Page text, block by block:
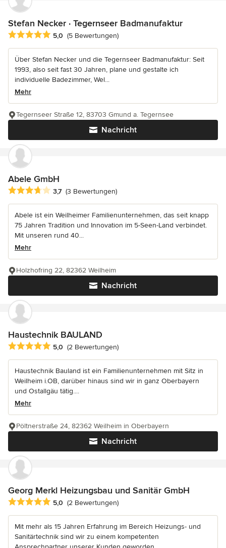
Stefan Necker · Tegernseer Badmanufaktur
Durchschnittliche Bewertung: 5 von 5 Sternen
5,0 (5 Bewertungen)
Über Stefan Necker und die Tegernseer Badmanufaktur: Seit
1993, also seit fast 30 Jahren, plane und gestalte ich
individuelle Badezimmer, Wel...
Mehr
Nachricht
Tegernseer Straße 12, 83703 Gmund a. Tegernsee
Abele GmbH
Durchschnittliche Bewertung: 3.7 von 5 Sternen
3,7 (3 Bewertungen)
Abele ist ein Weilheimer Familienunternehmen, das seit knapp
75 Jahren Tradition und Innovation im 5-Seen-Land verbindet.
Mit unseren rund 40...
Mehr
Nachricht
Holzhofring 22, 82362 Weilheim
Haustechnik BAULAND
Durchschnittliche Bewertung: 5 von 5 Sternen
5,0 (2 Bewertungen)
Haustechnik Bauland ist ein Familienunternehmen mit Sitz in
Weilheim i.OB, darüber hinaus sind wir in ganz Oberbayern
und Ostallgäu tätig....
Mehr
Nachricht
Pöltnerstraße 24, 82362 Weilheim in Oberbayern
Georg Merkl Heizungsbau und Sanitär GmbH
Durchschnittliche Bewertung: 5 von 5 Sternen
5,0 (2 Bewertungen)
Mit mehr als 15 Jahren Erfahrung im Bereich Heizungs- und
Sanitärtechnik sind wir zu einem kompetenten